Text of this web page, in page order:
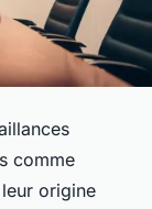
comme
origine